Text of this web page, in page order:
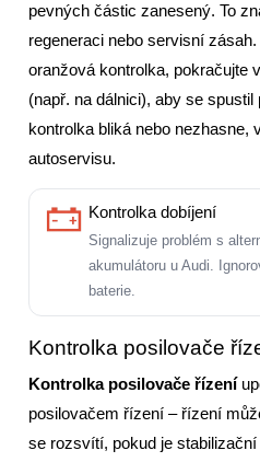
pevných částic zanesený. To
regeneraci nebo servisní
oranžová kontrolka, pokračujte
(např. na dálnici), aby se
kontrolka bliká nebo nezhasne,
autoservisu.
Kontrolka dobíjení
Signalizuje problém s
akumulátoru u Audi.
baterie.
Kontrolka posilovače
Kontrolka posilovače řízení
posilovačem řízení – řízení
se rozsvítí, pokud je